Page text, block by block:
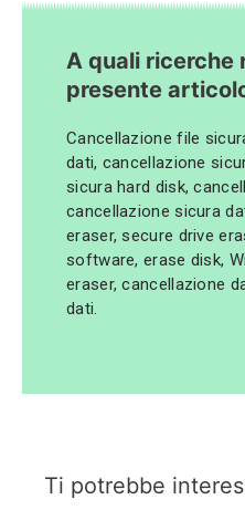
A quali ricerche
presente
Cancellazione file
dati, cancellazione
sicura hard disk,
cancellazione sicura
eraser, secure drive
software, erase disk,
eraser, cancellazione
dati.
Ti potrebbe